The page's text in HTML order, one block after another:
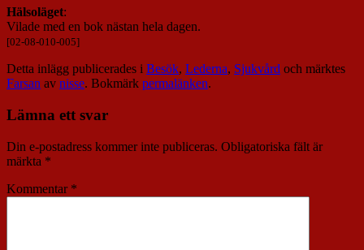
Hälsoläget:
Vilade med en bok nästan hela dagen.
[02-08-010-005]
Detta inlägg publicerades i Besök, Lederna, Sjukvård och märktes
Farsan av nisse. Bokmärk permalänken.
Lämna ett svar
Din e-postadress kommer inte publiceras. Obligatoriska fält är
märkta *
Kommentar *